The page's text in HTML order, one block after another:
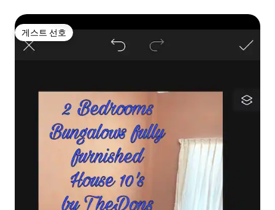
게스트 선호
게스트 선호